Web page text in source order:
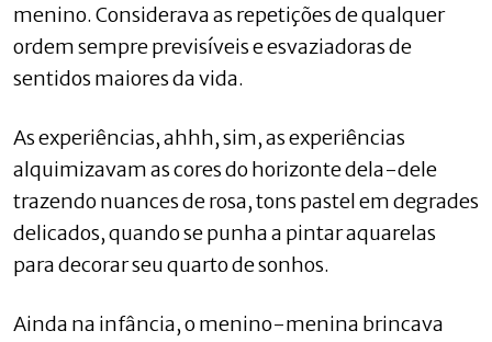
menino. Considerava as repetições de qualquer
ordem sempre previsíveis e esvaziadoras de
sentidos maiores da vida.
As experiências, ahhh, sim, as experiências
alquimizavam as cores do horizonte dela-dele
trazendo nuances de rosa, tons pastel em degrades
delicados, quando se punha a pintar aquarelas
para decorar seu quarto de sonhos.
Ainda na infância, o menino-menina brincava